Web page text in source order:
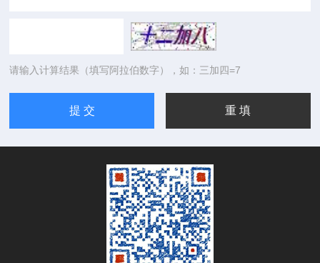
请输入计算结果（填写阿拉伯数字），如：三加四=7